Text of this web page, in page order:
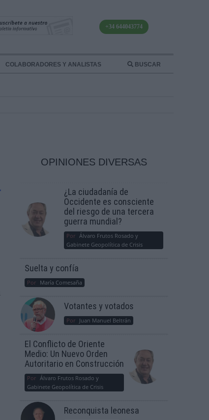
+34 644043774
COLABORADORES Y ANALISTAS BUSCAR
OPINIONES DIVERSAS
¿La ciudadanía de
Occidente es consciente
del riesgo de una tercera
guerra mundial?
Por Álvaro Frutos Rosado y
Gabinete Geopolítica de Crisis
Suelta y confía
Por María Comesaña
Votantes y votados
Por Juan Manuel Beltrán
El Conflicto de Oriente
Medio: Un Nuevo Orden
Autoritario en Construcción
Por Álvaro Frutos Rosado y
Gabinete Geopolítica de Crisis
Reconquista leonesa